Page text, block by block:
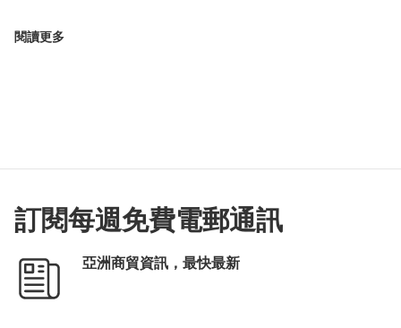
閱讀更多
訂閱每週免費電郵通訊
亞洲商貿資訊，最快最新